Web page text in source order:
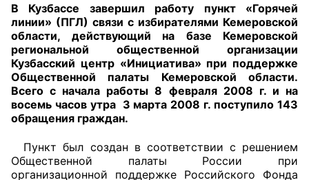
+7 (3842) 58-82-40
OPKO42@BK.RU
ОБРАТНАЯ СВЯЗЬ
В Кузбассе завершил работу пункт «Горячей
линии» (ПГЛ) связи с избирателями Кемеровской
области, действующий на базе Кемеровской
региональной общественной организации
Кузбасский центр «Инициатива» при поддержке
Общественной палаты Кемеровской области.
Всего с начала работы 8 февраля 2008 г. и на
восемь часов утра 3 марта 2008 г. поступило 143
обращения граждан.
Пункт был создан в соответствии с решением
Общественной палаты России при
организационной поддержке Российского Фонда